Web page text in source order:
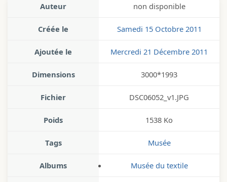
Auteur non disponible
Créée le Samedi 15 Octobre 2011
Ajoutée le Mercredi 21 Décembre 2011
Dimensions 3000*1993
Fichier DSC06052_v1.JPG
Poids 1538 Ko
Tags Musée
Albums Musée du textile